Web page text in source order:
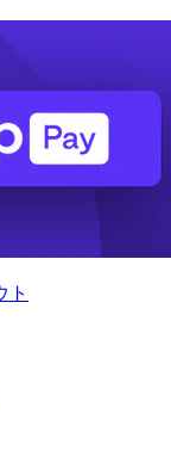
ト